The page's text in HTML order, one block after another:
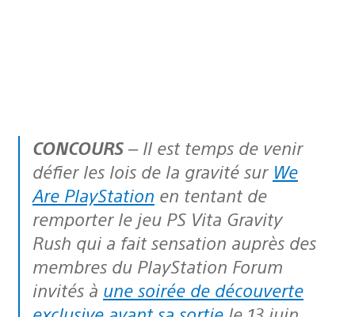
CONCOURS – Il est temps de venir
défier les lois de la gravité sur We
Are PlayStation en tentant de
remporter le jeu PS Vita Gravity
Rush qui a fait sensation auprès des
membres du PlayStation Forum
invités à une soirée de découverte